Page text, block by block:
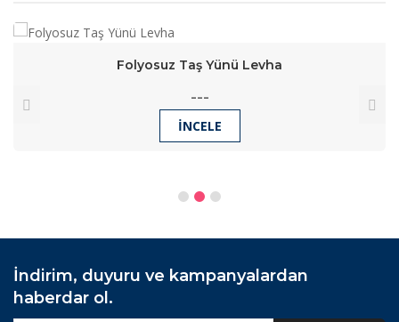
Folyosuz Taş Yünü Levha
---
İNCELE
İndirim, duyuru ve kampanyalardan
haberdar ol.